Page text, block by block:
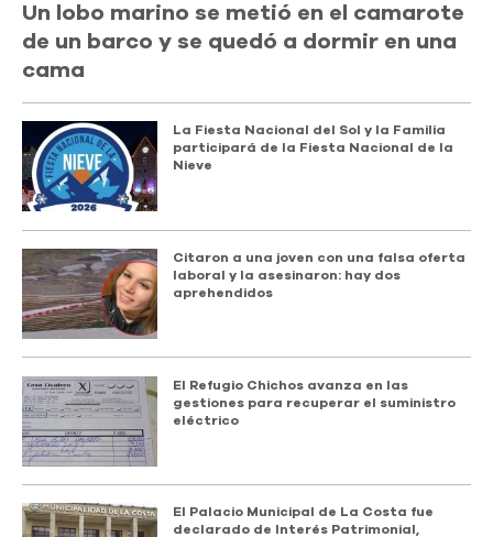
Un lobo marino se metió en el camarote
de un barco y se quedó a dormir en una
cama
La Fiesta Nacional del Sol y la Familia
participará de la Fiesta Nacional de la
Nieve
Citaron a una joven con una falsa oferta
laboral y la asesinaron: hay dos
aprehendidos
El Refugio Chichos avanza en las
gestiones para recuperar el suministro
eléctrico
El Palacio Municipal de La Costa fue
declarado de Interés Patrimonial,